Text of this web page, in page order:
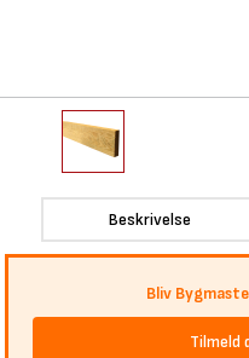
Beskrivelse
Bliv
Tilmeld